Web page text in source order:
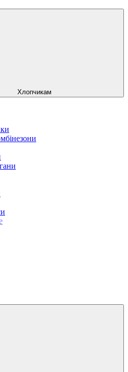
Хлопчикам